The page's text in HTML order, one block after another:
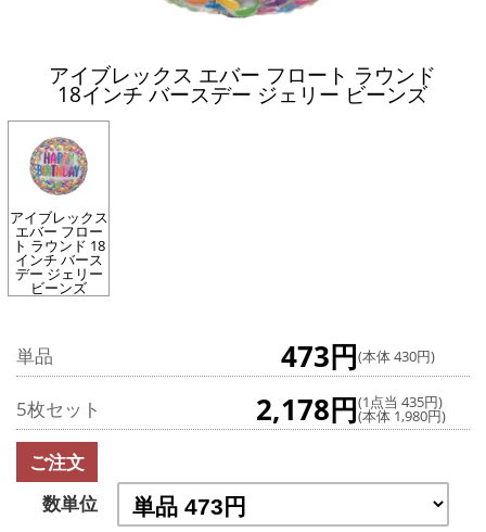
アイブレックス エバー フロート ラウンド
18インチ バースデー ジェリー ビーンズ
アイブレックス
エバー フロー
ト ラウンド 18
インチ バース
デー ジェリー
ビーンズ
単品 473円(本体 430円)
5枚セット 2,178円(1点当 435円)
(本体 1,980円)
ご注文
数単位